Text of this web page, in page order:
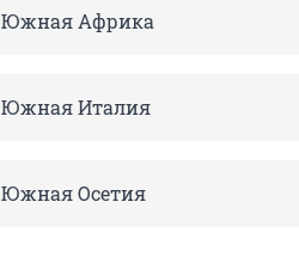
Южная Африка
Южная Италия
Южная Осетия